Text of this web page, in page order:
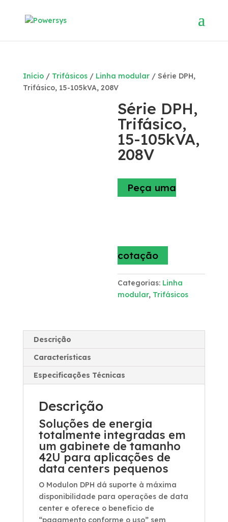
Início/ Trifásicos/ Linha modular/ Série DPH,
Trifásico, 15-105kVA, 208V
Série DPH,
Trifásico,
15-105kVA,
208V
Peça uma
cotação
Categorias: Linha
modular, Trifásicos
Descrição
Características
Especificações Técnicas
Descrição
Soluções de energia
totalmente integradas em
um gabinete de tamanho
42U para aplicações de
data centers pequenos
O Modulon DPH dá suporte à máxima
disponibilidade para operações de data
center e oferece o benefício de
“pagamento conforme o uso” sem